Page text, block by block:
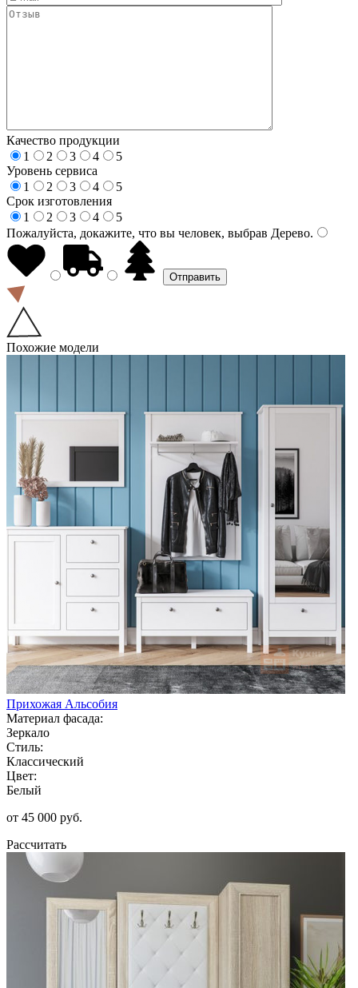
Качество продукции
1
2 3 4
5
Уровень сервиса
1
2 3 4
5
Срок изготовления
1
2 3 4
5
Пожалуйста, докажите, что вы человек, выбрав Дерево.
Похожие модели
Прихожая Альсобия
Материал фасада:
Зеркало
Стиль:
Классический
Цвет:
Белый
от 45 000 руб.
Рассчитать